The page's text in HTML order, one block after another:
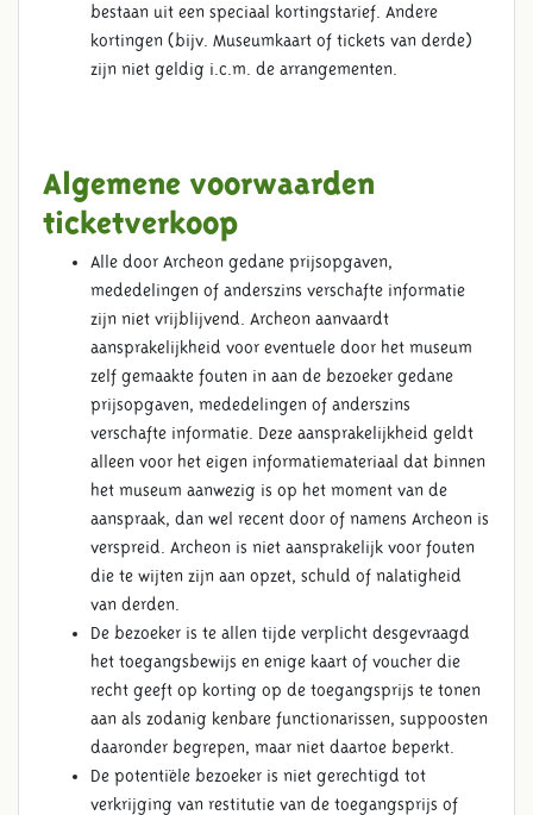
bestaan uit een speciaal kortingstarief. Andere
kortingen (bijv. Museumkaart of tickets van derde)
zijn niet geldig i.c.m. de arrangementen.
Algemene voorwaarden
ticketverkoop
Alle door Archeon gedane prijsopgaven,
mededelingen of anderszins verschafte informatie
zijn niet vrijblijvend. Archeon aanvaardt
aansprakelijkheid voor eventuele door het museum
zelf gemaakte fouten in aan de bezoeker gedane
prijsopgaven, mededelingen of anderszins
verschafte informatie. Deze aansprakelijkheid geldt
alleen voor het eigen informatiemateriaal dat binnen
het museum aanwezig is op het moment van de
aanspraak, dan wel recent door of namens Archeon is
verspreid. Archeon is niet aansprakelijk voor fouten
die te wijten zijn aan opzet, schuld of nalatigheid
van derden.
De bezoeker is te allen tijde verplicht desgevraagd
het toegangsbewijs en enige kaart of voucher die
recht geeft op korting op de toegangsprijs te tonen
aan als zodanig kenbare functionarissen, suppoosten
daaronder begrepen, maar niet daartoe beperkt.
De potentiële bezoeker is niet gerechtigd tot
verkrijging van restitutie van de toegangsprijs of